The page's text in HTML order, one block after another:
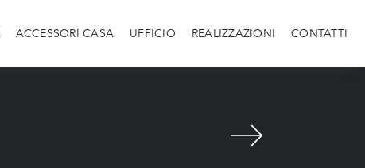
ACCESSORI CASA UFFICIO REALIZZAZIONI CONTATTI